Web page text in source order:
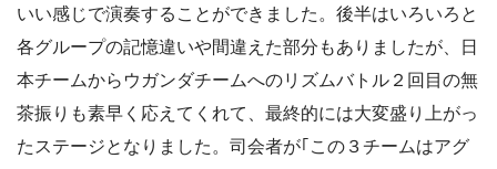
いい感じで演奏することができました。後半はいろいろと
各グループの記憶違いや間違えた部分もありましたが、日
本チームからウガンダチームへのリズムバトル２回目の無
茶振りも素早く応えてくれて、最終的には大変盛り上がっ
たステージとなりました。司会者が｢この３チームはアグ